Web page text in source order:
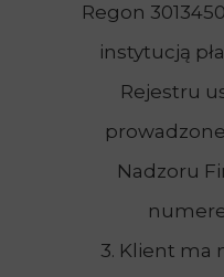
Regon
instytucją
Rejestru
Nadzoru
3. Klient ma